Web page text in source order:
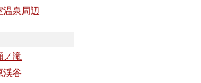
温泉周辺
ノ滝
渓谷